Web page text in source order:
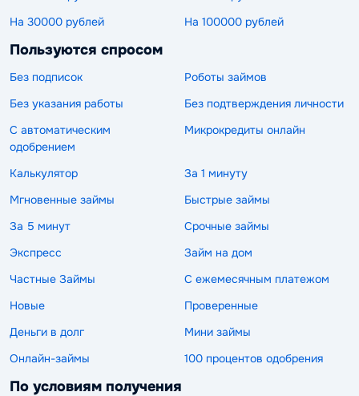
На 30000 рублей
На 100000 рублей
Пользуются спросом
Без подписок
Роботы займов
Без указания работы
Без подтверждения личности
С автоматическим
одобрением
Микрокредиты онлайн
Калькулятор
За 1 минуту
Мгновенные займы
Быстрые займы
За 5 минут
Срочные займы
Экспресс
Займ на дом
Частные Займы
С ежемесячным платежом
Новые
Проверенные
Деньги в долг
Мини займы
Онлайн-займы
100 процентов одобрения
По условиям получения